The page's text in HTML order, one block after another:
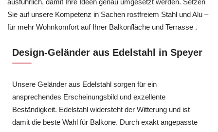
Sie auf unsere Kompetenz in Sachen rostfreiem Stahl und Alu –
für mehr Wohnkomfort auf Ihrer Balkonfläche und Terrasse .
Design-Geländer aus Edelstahl in Speyer
Unsere Geländer aus Edelstahl sorgen für ein
ansprechendes Erscheinungsbild und exzellente
Beständigkeit. Edelstahl widersteht der Witterung und ist
damit die beste Wahl für Balkone. Durch exakt angepasste